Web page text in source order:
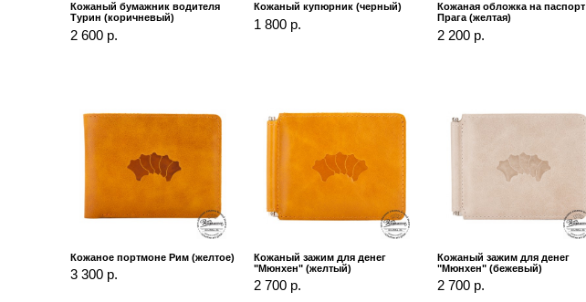
Кожаный бумажник водителя
Турин (коричневый)
2 600 р.
Кожаный купюрник (черный)
1 800 р.
Кожаная обложка на паспорт
Прага (желтая)
2 200 р.
Кожаное портмоне Рим (желтое)
3 300 р.
Кожаный зажим для денег
"Мюнхен" (желтый)
2 700 р.
Кожаный зажим для денег
"Мюнхен" (бежевый)
2 700 р.